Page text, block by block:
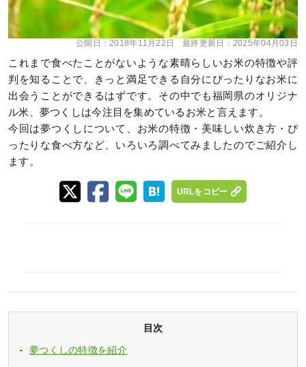
公開日： 2018年11月22日 最終更新日： 2025年04月03日
これまで食べたことがないような素晴らしいお米の特徴や評
判を知ることで、きっと満足できる自分にぴったりなお米に
出会うことができるはずです。その中でも福岡県のオリジナ
ル米、夢つくしは今注目を集めているお米と言えます。
今回は夢つくしについて、お米の特徴・美味しい炊き方・ぴ
ったりな食べ方など、いろいろ調べてみましたのでご紹介し
ます。
URLをコピー
目次
夢つくしの特徴を紹介